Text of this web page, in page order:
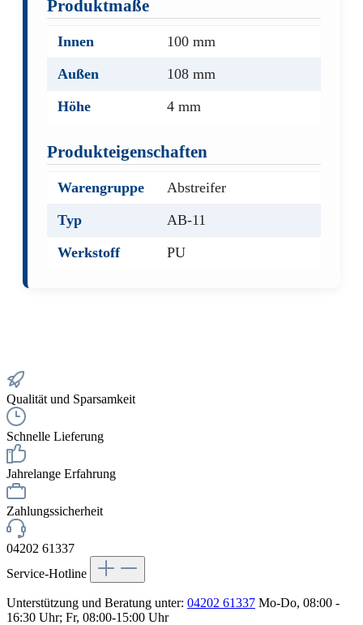
Produktmaße
Innen
100 mm
Außen
108 mm
Höhe
4 mm
Produkteigenschaften
Warengruppe
Abstreifer
Typ
AB-11
Werkstoff
PU
Qualität und Sparsamkeit
Schnelle Lieferung
Jahrelange Erfahrung
Zahlungssicherheit
04202 61337
Service-Hotline
Unterstützung und Beratung unter: 04202 61337 Mo-Do, 08:00 -
16:30 Uhr; Fr, 08:00-15:00 Uhr